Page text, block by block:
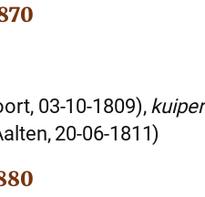
03-10-1809), kuiper
20-06-1811)